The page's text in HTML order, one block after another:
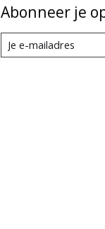
Abonneer je